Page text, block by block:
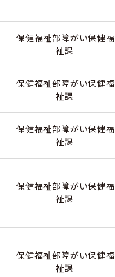
保健福祉部障がい保健福
祉課
保健福祉部障がい保健福
祉課
保健福祉部障がい保健福
祉課
保健福祉部障がい保健福
祉課
保健福祉部障がい保健福
祉課